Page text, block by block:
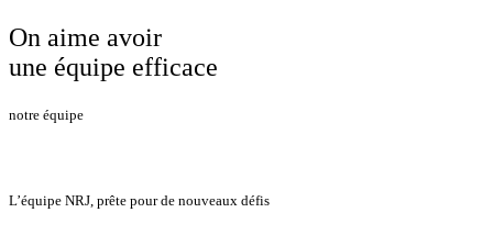
On aime avoir
une équipe efficace
notre équipe
L’équipe NRJ, prête pour de nouveaux défis